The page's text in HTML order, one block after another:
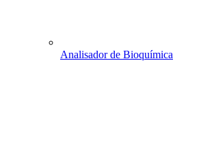
Analisador de Bioquímica